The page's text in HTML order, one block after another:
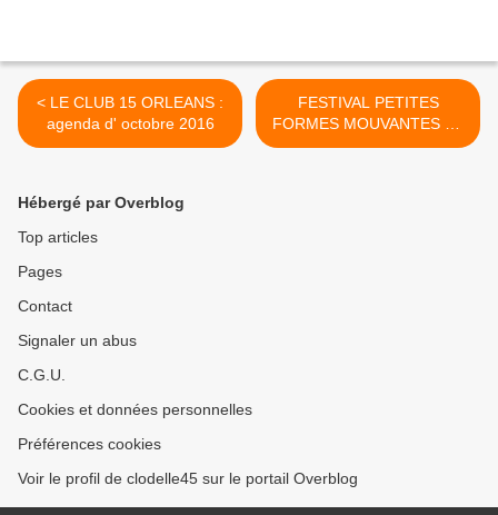
< LE CLUB 15 ORLEANS :
agenda d' octobre 2016
FESTIVAL PETITES
FORMES MOUVANTES ET
ÉMOUVANTES Cie du Faux
Hébergé par Overblog
Top articles
Pages
Contact
Signaler un abus
C.G.U.
Cookies et données personnelles
Préférences cookies
Voir le profil de clodelle45 sur le portail Overblog